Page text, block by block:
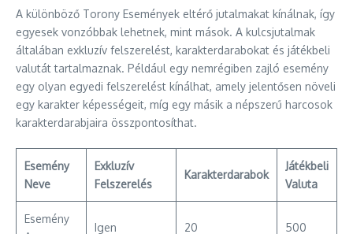
A különböző Torony Események eltérő jutalmakat kínálnak, így
egyesek vonzóbbak lehetnek, mint mások. A kulcsjutalmak
általában exkluzív felszerelést, karakterdarabokat és játékbeli
valutát tartalmaznak. Például egy nemrégiben zajló esemény
egy olyan egyedi felszerelést kínálhat, amely jelentősen növeli
egy karakter képességeit, míg egy másik a népszerű harcosok
karakterdarabjaira összpontosíthat.
Esemény
Neve
Exkluzív
Felszerelés
Karakterdarabok
Játékbeli
Valuta
Esemény
Igen 20 500